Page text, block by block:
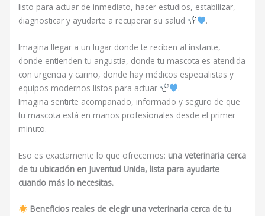
listo para actuar de inmediato, hacer estudios, estabilizar,
diagnosticar y ayudarte a recuperar su salud
.
Imagina llegar a un lugar donde te reciben al instante,
donde entienden tu angustia, donde tu mascota es atendida
con urgencia y cariño, donde hay médicos especialistas y
equipos modernos listos para actuar
.
Imagina sentirte acompañado, informado y seguro de que
tu mascota está en manos profesionales desde el primer
minuto.
Eso es exactamente lo que ofrecemos: una veterinaria cerca
de tu ubicación en Juventud Unida, lista para ayudarte
cuando más lo necesitas.
Beneficios reales de elegir una veterinaria cerca de tu